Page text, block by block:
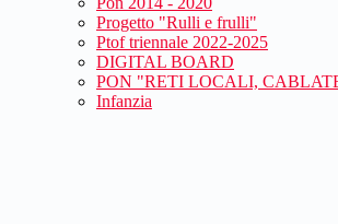
Progetto "Rulli e frulli"
Ptof triennale 2022-2025
DIGITAL BOARD
PON "RETI LOCALI,
Infanzia